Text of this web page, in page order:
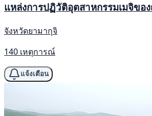
แหล่งการปฏิวัติอุตสาหกรรมเมจิขอ
จังหวัดยามากุจิ
140 เหตุการณ์
แจ้งเตือน